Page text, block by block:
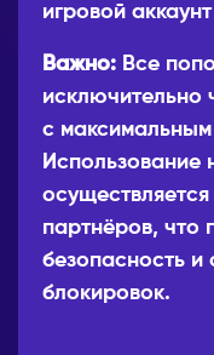
игровой аккаунт
Важно: Все
исключительно
с
Использование
партнёров, что
безопасность и
блокировок.